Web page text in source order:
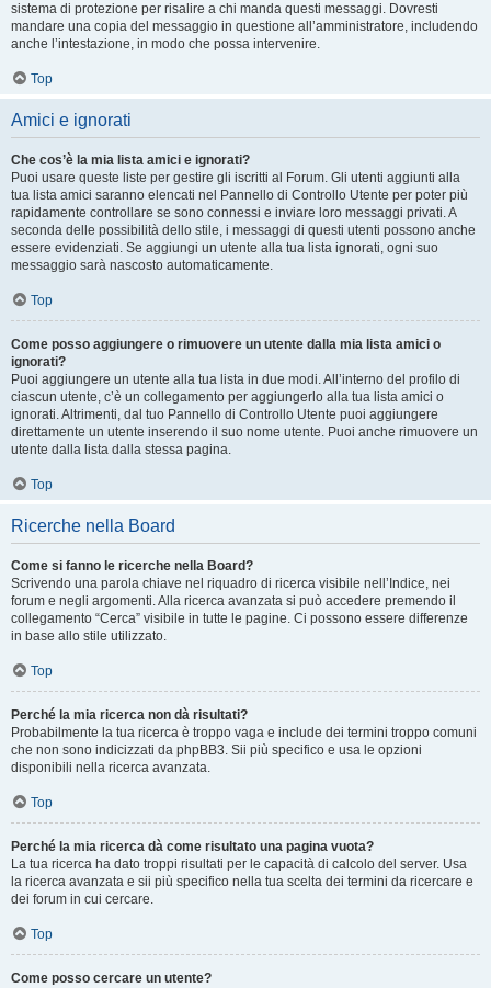
sistema di protezione per risalire a chi manda questi messaggi. Dovresti
mandare una copia del messaggio in questione all’amministratore, includendo
anche l’intestazione, in modo che possa intervenire.
Top
Amici e ignorati
Che cos’è la mia lista amici e ignorati?
Puoi usare queste liste per gestire gli iscritti al Forum. Gli utenti aggiunti alla
tua lista amici saranno elencati nel Pannello di Controllo Utente per poter più
rapidamente controllare se sono connessi e inviare loro messaggi privati. A
seconda delle possibilità dello stile, i messaggi di questi utenti possono anche
essere evidenziati. Se aggiungi un utente alla tua lista ignorati, ogni suo
messaggio sarà nascosto automaticamente.
Top
Come posso aggiungere o rimuovere un utente dalla mia lista amici o
ignorati?
Puoi aggiungere un utente alla tua lista in due modi. All’interno del profilo di
ciascun utente, c’è un collegamento per aggiungerlo alla tua lista amici o
ignorati. Altrimenti, dal tuo Pannello di Controllo Utente puoi aggiungere
direttamente un utente inserendo il suo nome utente. Puoi anche rimuovere un
utente dalla lista dalla stessa pagina.
Top
Ricerche nella Board
Come si fanno le ricerche nella Board?
Scrivendo una parola chiave nel riquadro di ricerca visibile nell’Indice, nei
forum e negli argomenti. Alla ricerca avanzata si può accedere premendo il
collegamento “Cerca” visibile in tutte le pagine. Ci possono essere differenze
in base allo stile utilizzato.
Top
Perché la mia ricerca non dà risultati?
Probabilmente la tua ricerca è troppo vaga e include dei termini troppo comuni
che non sono indicizzati da phpBB3. Sii più specifico e usa le opzioni
disponibili nella ricerca avanzata.
Top
Perché la mia ricerca dà come risultato una pagina vuota?
La tua ricerca ha dato troppi risultati per le capacità di calcolo del server. Usa
la ricerca avanzata e sii più specifico nella tua scelta dei termini da ricercare e
dei forum in cui cercare.
Top
Come posso cercare un utente?